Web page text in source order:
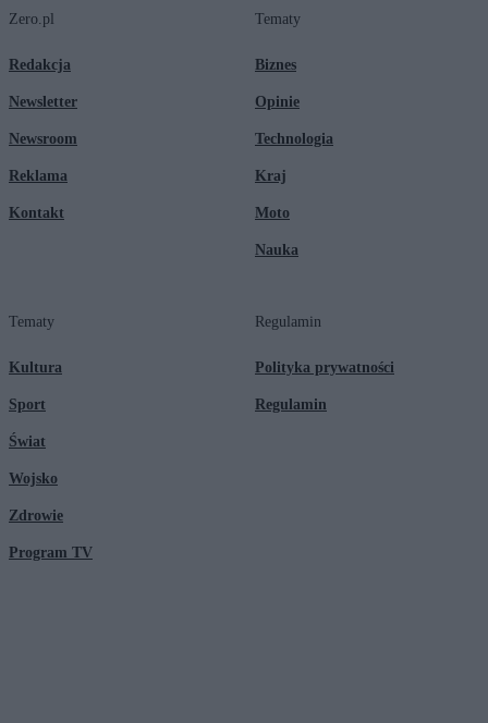
Zero.pl
Redakcja
Newsletter
Newsroom
Reklama
Kontakt
Tematy
Biznes
Opinie
Technologia
Kraj
Moto
Nauka
Tematy
Kultura
Sport
Świat
Wojsko
Zdrowie
Program TV
Regulamin
Polityka prywatności
Regulamin